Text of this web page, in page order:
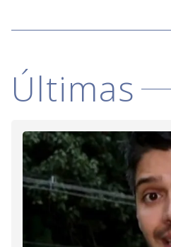
V
i
d
e
o
d
Últimas